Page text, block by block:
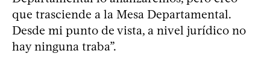
que trasciende a la Mesa Departamental.
Desde mi punto de vista, a nivel jurídico no
hay ninguna traba”.